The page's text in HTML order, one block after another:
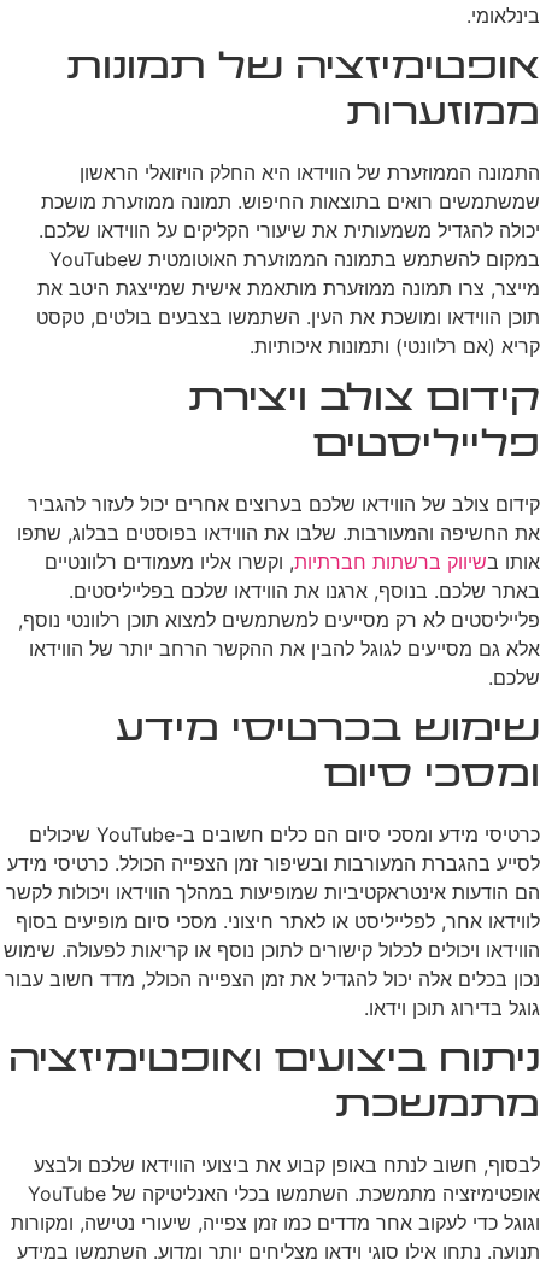
בינלאומי.
אופטימיזציה של תמונות
ממוזערות
התמונה הממוזערת של הווידאו היא החלק הויזואלי הראשון
שמשתמשים רואים בתוצאות החיפוש. תמונה ממוזערת מושכת
יכולה להגדיל משמעותית את שיעורי הקליקים על הווידאו שלכם.
במקום להשתמש בתמונה הממוזערת האוטומטית שYouTube
מייצר, צרו תמונה ממוזערת מותאמת אישית שמייצגת היטב את
תוכן הווידאו ומושכת את העין. השתמשו בצבעים בולטים, טקסט
קריא (אם רלוונטי) ותמונות איכותיות.
קידום צולב ויצירת
פלייליסטים
קידום צולב של הווידאו שלכם בערוצים אחרים יכול לעזור להגביר
את החשיפה והמעורבות. שלבו את הווידאו בפוסטים בבלוג, שתפו
אותו בשיווק ברשתות חברתיות, וקשרו אליו מעמודים רלוונטיים
באתר שלכם. בנוסף, ארגנו את הווידאו שלכם בפלייליסטים.
פלייליסטים לא רק מסייעים למשתמשים למצוא תוכן רלוונטי נוסף,
אלא גם מסייעים לגוגל להבין את ההקשר הרחב יותר של הווידאו
שלכם.
שימוש בכרטיסי מידע
ומסכי סיום
כרטיסי מידע ומסכי סיום הם כלים חשובים ב-YouTube שיכולים
לסייע בהגברת המעורבות ובשיפור זמן הצפייה הכולל. כרטיסי מידע
הם הודעות אינטראקטיביות שמופיעות במהלך הווידאו ויכולות לקשר
לווידאו אחר, לפלייליסט או לאתר חיצוני. מסכי סיום מופיעים בסוף
הווידאו ויכולים לכלול קישורים לתוכן נוסף או קריאות לפעולה. שימוש
נכון בכלים אלה יכול להגדיל את זמן הצפייה הכולל, מדד חשוב עבור
גוגל בדירוג תוכן וידאו.
ניתוח ביצועים ואופטימיזציה
מתמשכת
לבסוף, חשוב לנתח באופן קבוע את ביצועי הווידאו שלכם ולבצע
אופטימיזציה מתמשכת. השתמשו בכלי האנליטיקה של YouTube
וגוגל כדי לעקוב אחר מדדים כמו זמן צפייה, שיעורי נטישה, ומקורות
תנועה. נתחו אילו סוגי וידאו מצליחים יותר ומדוע. השתמשו במידע